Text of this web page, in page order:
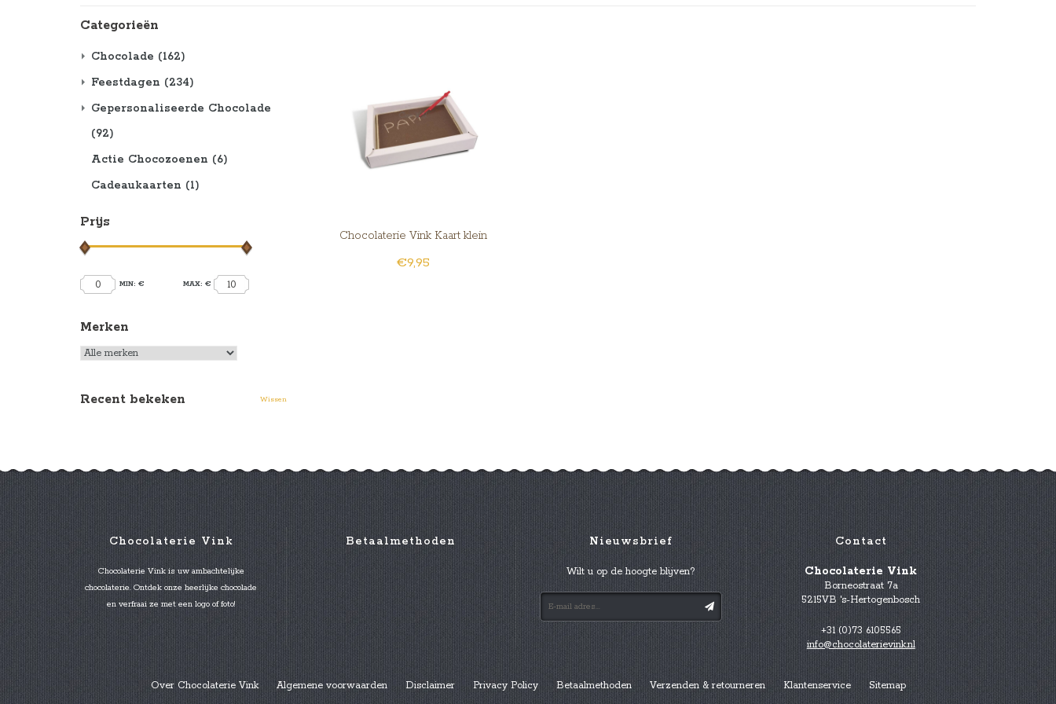
Categorieën
Chocolade (162)
Feestdagen (234)
Gepersonaliseerde Chocolade
(92)
Actie Chocozoenen (6)
Cadeaukaarten (1)
Prijs
0 MIN: € MAX: € 10
Merken
Recent bekeken Wissen
Chocolaterie Vink Kaart klein
€9,95
Chocolaterie Vink
Chocolaterie Vink is uw ambachtelijke
chocolaterie. Ontdek onze heerlijke chocolade
en verfraai ze met een logo of foto!
Betaalmethoden Nieuwsbrief
Wilt u op de hoogte blijven?
Contact
Chocolaterie Vink
Borneostraat 7a
5215VB 's-Hertogenbosch
+31 (0)73 6105565
info@chocolaterievink.nl
Over Chocolaterie Vink Algemene voorwaarden Disclaimer Privacy Policy Betaalmethoden Verzenden & retourneren Klantenservice Sitemap